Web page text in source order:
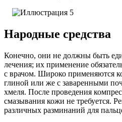
Народные средства
Конечно, они не должны быть
лечения; их применение
с врачом. Широко применяются
глиной или же с заваренными
хмеля. После проведения
смазывания кожи не требуется.
различных разминаний для